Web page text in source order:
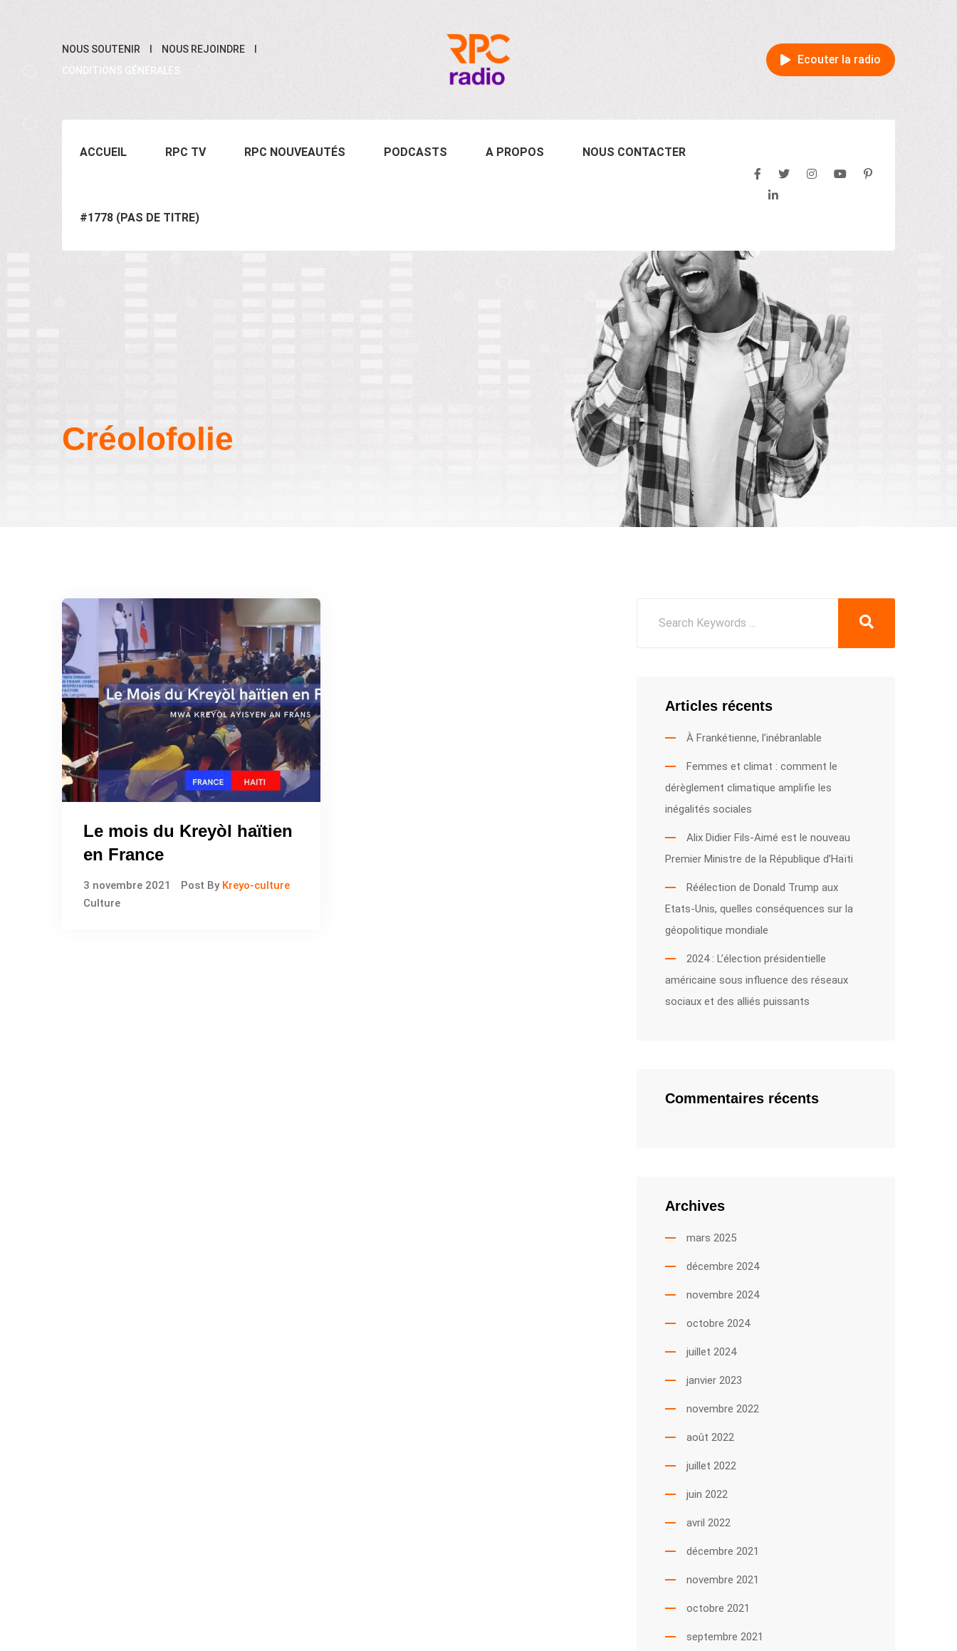
NOUS SOUTENIR
NOUS REJOINDRE
CONDITIONS GÉNÉRALES
Ecouter la radio
ACCUEIL RPC TV RPC NOUVEAUTÉS PODCASTS A PROPOS NOUS CONTACTER
#1778 (PAS DE TITRE)
Créolofolie
Le mois du Kreyòl haïtien
en France
3 novembre 2021 Post By Kreyo-culture
Culture
Articles récents
À Frankétienne, l’inébranlable
Femmes et climat : comment le
dérèglement climatique amplifie les
inégalités sociales
Alix Didier Fils-Aimé est le nouveau
Premier Ministre de la République d’Haïti
Réélection de Donald Trump aux
Etats-Unis, quelles conséquences sur la
géopolitique mondiale
2024 : L’élection présidentielle
américaine sous influence des réseaux
sociaux et des alliés puissants
Commentaires récents
Archives
mars 2025
décembre 2024
novembre 2024
octobre 2024
juillet 2024
janvier 2023
novembre 2022
août 2022
juillet 2022
juin 2022
avril 2022
décembre 2021
novembre 2021
octobre 2021
septembre 2021